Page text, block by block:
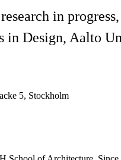
in
in Design, Aalto
5, Stockholm